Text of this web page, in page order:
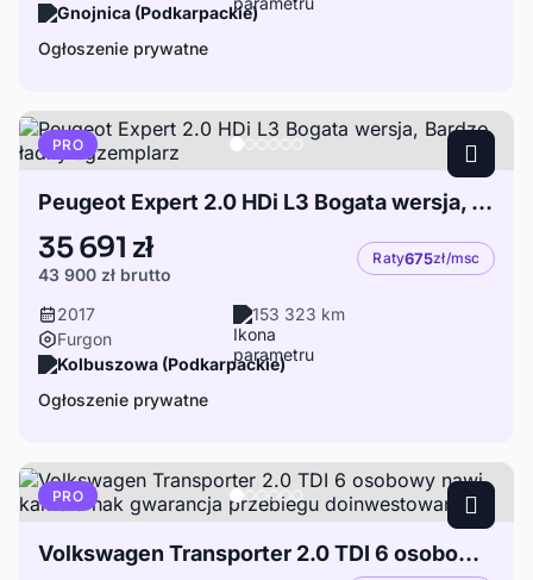
Gnojnica (Podkarpackie)
Ogłoszenie prywatne
PRO
Peugeot Expert 2.0 HDi L3 Bogata wersja, Bardzo ładny egzemplarz
35 691 zł
43 900 zł brutto
Raty675zł/msc
2017
153 323 km
Furgon
Kolbuszowa (Podkarpackie)
Ogłoszenie prywatne
PRO
Volkswagen Transporter 2.0 TDI 6 osobowy nawi kamera hak gwarancja przebiegu doinwestowany